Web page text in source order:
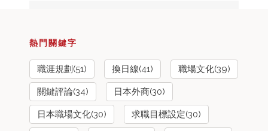
熱門關鍵字
職涯規劃(51) 換日線(41) 職場文化(39)
關鍵評論(34) 日本外商(30)
日本職場文化(30) 求職目標設定(30)